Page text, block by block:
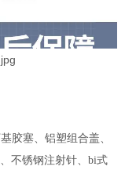
胶塞、铝塑组合盖、
不锈钢注射针、bi式